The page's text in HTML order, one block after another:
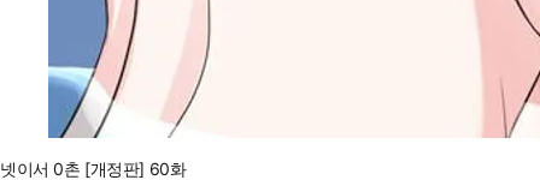
넷이서 0촌 [개정판] 60화